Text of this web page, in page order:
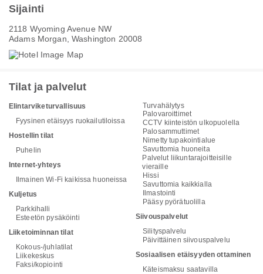
Sijainti
2118 Wyoming Avenue NW
Adams Morgan, Washington 20008
Tilat ja palvelut
Elintarviketurvallisuus
Fyysinen etäisyys ruokailutiloissa
Hostellin tilat
Puhelin
Internet-yhteys
Ilmainen Wi-Fi kaikissa huoneissa
Kuljetus
Parkkihalli
Esteetön pysäköinti
Liiketoiminnan tilat
Kokous-/juhlatilat
Liikekeskus
Faksi/kopiointi
Turvahälytys
Palovaroittimet
CCTV kiinteistön ulkopuolella
Palosammuttimet
Nimetty tupakointialue
Savuttomia huoneita
Palvelut liikuntarajoitteisille
vieraille
Hissi
Savuttomia kaikkialla
Ilmastointi
Pääsy pyörätuolilla
Siivouspalvelut
Silityspalvelu
Päivittäinen siivouspalvelu
Sosiaalisen etäisyyden ottaminen
Käteismaksu saatavilla